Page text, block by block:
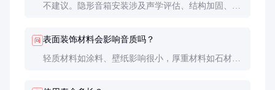
不建议。隐形音箱安装涉及声学评估、结构加固、调
问 表面装饰材料会影响音质吗？
轻质材料如涂料、壁纸影响很小，厚重材料如石材会